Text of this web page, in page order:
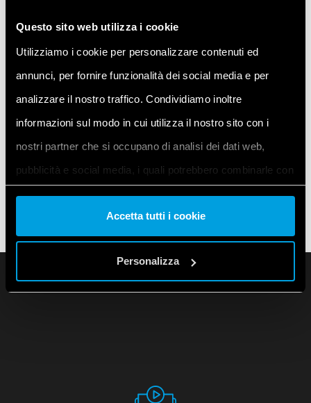
Questo sito web utilizza i cookie
Utilizziamo i cookie per personalizzare contenuti ed
annunci, per fornire funzionalità dei social media e per
analizzare il nostro traffico. Condividiamo inoltre
informazioni sul modo in cui utilizza il nostro sito con i
nostri partner che si occupano di analisi dei dati web,
pubblicità e social media, i quali potrebbero combinarle con
altre informazioni che ha fornito loro o che hanno raccolto
dal suo utilizzo dei loro servizi. Acconsenta ai nostri cookie
se continua ad utilizzare il nostro sito web.
Accetta tutti i cookie
Personalizza
Zdroj napětí 24 V DC
Špičkový proud: 3 A
25 W ve dvou modulech DIN (35 mm)
Zabudovaná přepěťová ochrana
SELV